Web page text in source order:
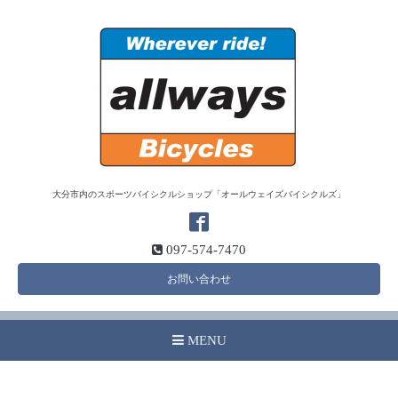
大分市内のスポーツバイシクルショップ「オールウェイズバイシクルズ」
097-574-7470
お問い合わせ
MENU